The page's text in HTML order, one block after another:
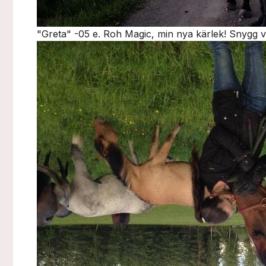
"Greta" -05 e. Roh Magic, min nya kärlek! Snygg